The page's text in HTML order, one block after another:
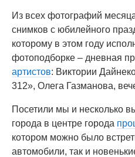
Из всех фотографий
снимков с юбилейного
которому в этом году
фотоподборке – дневная
артистов: Виктории
312», Олега Газманова,
Посетили мы и несколько
города в центре города
котором можно было
автомобили, так и